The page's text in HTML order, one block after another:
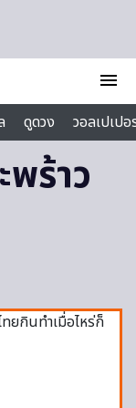
menu
ดูดวง
วอลเปเป
ร้าว